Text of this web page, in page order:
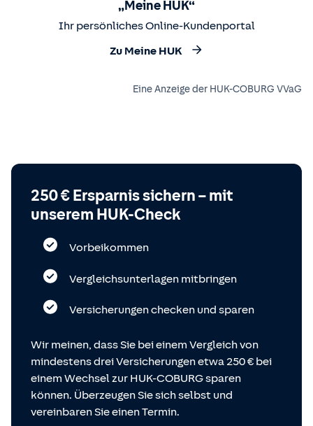
„Meine HUK“
Ihr persönliches Online-Kundenportal
Zu Meine HUK
Eine Anzeige der HUK-COBURG VVaG
250 € Ersparnis sichern – mit
unserem HUK-Check
Vorbeikommen
Vergleichsunterlagen mitbringen
Versicherungen checken und sparen
Wir meinen, dass Sie bei einem Vergleich von
mindestens drei Versicherungen etwa 250 € bei
einem Wechsel zur HUK-COBURG sparen
können. Überzeugen Sie sich selbst und
vereinbaren Sie einen Termin.